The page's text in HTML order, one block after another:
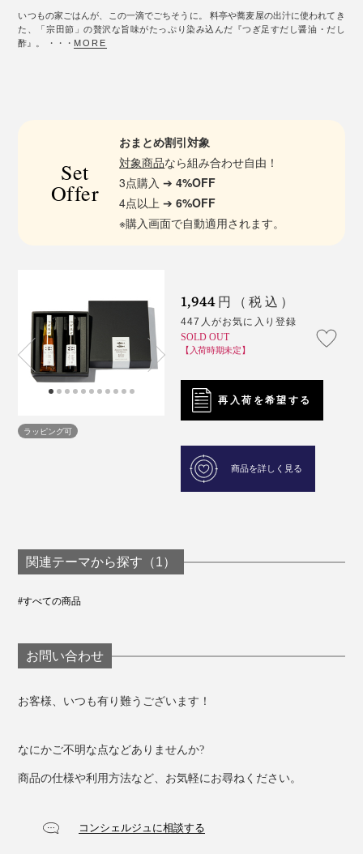
いつもの家ごはんが、この一滴でごちそうに。 料亭や蕎麦屋の出汁に使われてき
た、「宗田節」の贅沢な旨味がたっぷり染み込んだ『つぎ足すだし醤油・だし
酢』。 ・・・ MORE
Set
Offer
おまとめ割引対象
対象商品なら組み合わせ自由！
3点購入 ➔4%OFF
4点以上 ➔6%OFF
※購入画面で自動適用されます。
ラッピング可
1,944 円（税込）
447人がお気に入り登録
SOLD OUT
【入荷時期未定】
再入荷を希望する
商品を詳しく見る
関連テーマから探す（1）
#すべての商品
お問い合わせ
お客様、いつも有り難うございます！
なにかご不明な点などありませんか?
商品の仕様や利用方法など、お気軽にお尋ねください。
コンシェルジュに相談する